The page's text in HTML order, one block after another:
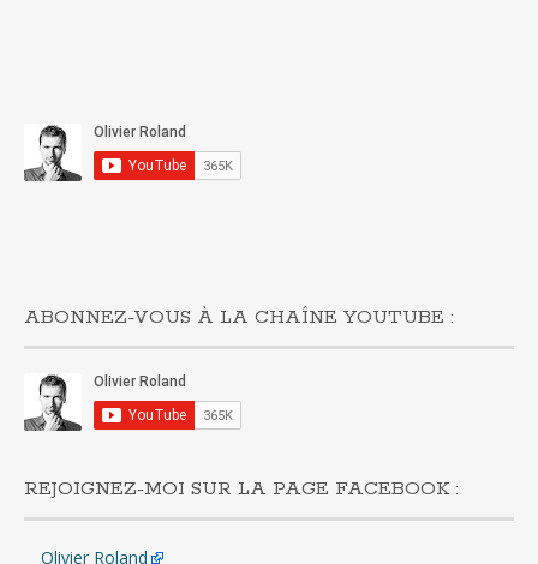
ABONNEZ-VOUS À LA CHAÎNE YOUTUBE :
REJOIGNEZ-MOI SUR LA PAGE FACEBOOK :
Olivier Roland